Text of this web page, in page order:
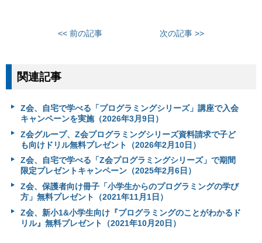
<< 前の記事 次の記事 >>
関連記事
Z会、自宅で学べる「プログラミングシリーズ」講座で入会
キャンペーンを実施（2026年3月9日）
Z会グループ、Z会プログラミングシリーズ資料請求で子ど
も向けドリル無料プレゼント（2026年2月10日）
Z会、自宅で学べる「Z会プログラミングシリーズ」で期間
限定プレゼントキャンペーン（2025年2月6日）
Z会、保護者向け冊子「小学生からのプログラミングの学び
方」無料プレゼント（2021年11月1日）
Z会、新小1&小学生向け『プログラミングのことがわかるド
リル』無料プレゼント（2021年10月20日）